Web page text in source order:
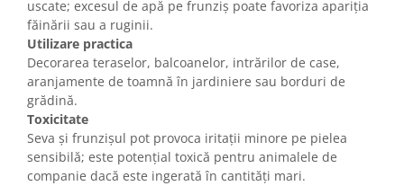
uscate; excesul de apă pe frunziș poate favoriza apariția
făinării sau a ruginii.
Utilizare practica
Decorarea teraselor, balcoanelor, intrărilor de case,
aranjamente de toamnă în jardiniere sau borduri de
grădină.
Toxicitate
Seva și frunzișul pot provoca iritații minore pe pielea
sensibilă; este potențial toxică pentru animalele de
companie dacă este ingerată în cantități mari.